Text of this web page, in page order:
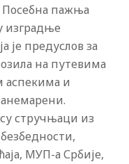
Посебна пажња
изградње
је предуслов за
на путевима
аспекима и
стручњаци из
МУП-а Србије,